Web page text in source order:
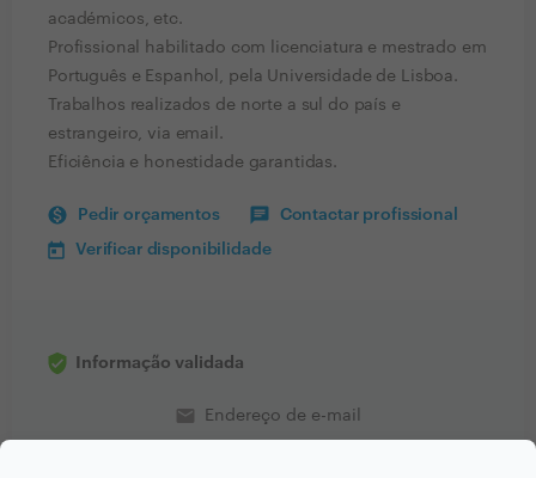
académicos, etc.
Profissional habilitado com licenciatura e mestrado em
Português e Espanhol, pela Universidade de Lisboa.
Trabalhos realizados de norte a sul do país e
estrangeiro, via email.
Eficiência e honestidade garantidas.
Pedir orçamentos Contactar profissional
Verificar disponibilidade
Informação validada
email Endereço de e-mail